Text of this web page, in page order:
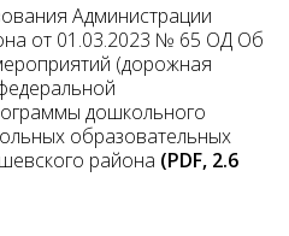
Администрации
от 01.03.2023 № 65 ОД Об
(дорожная
дошкольного
образовательных
района (PDF, 2.6